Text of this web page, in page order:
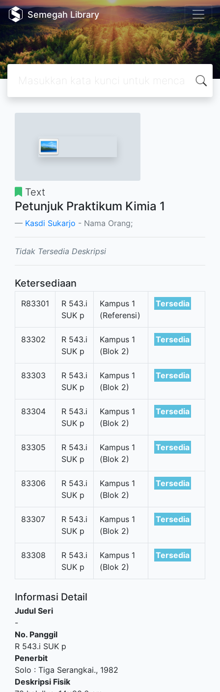
Semegah Library
Text
Petunjuk Praktikum Kimia 1
Kasdi Sukarjo - Nama Orang;
Tidak Tersedia Deskripsi
Ketersediaan
R83301
R 543.i
SUK p
Kampus 1
(Referensi)
Tersedia
83302
R 543.i
SUK p
Kampus 1
(Blok 2)
Tersedia
83303
R 543.i
SUK p
Kampus 1
(Blok 2)
Tersedia
83304
R 543.i
SUK p
Kampus 1
(Blok 2)
Tersedia
83305
R 543.i
SUK p
Kampus 1
(Blok 2)
Tersedia
83306
R 543.i
SUK p
Kampus 1
(Blok 2)
Tersedia
83307
R 543.i
SUK p
Kampus 1
(Blok 2)
Tersedia
83308
R 543.i
SUK p
Kampus 1
(Blok 2)
Tersedia
Informasi Detail
Judul Seri
-
No. Panggil
R 543.i SUK p
Penerbit
Solo : Tiga Serangkai., 1982
Deskripsi Fisik